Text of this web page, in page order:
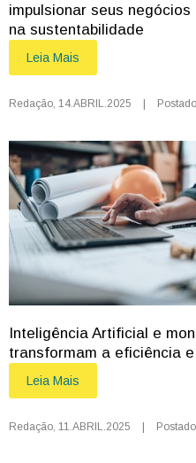
impulsionar seus
na sustentabilidade
Leia Mais
Redação 14.ABRIL.2025 |
Inteligência Artificial e
transformam a eficiência
Leia Mais
Redação 11.ABRIL.2025 |